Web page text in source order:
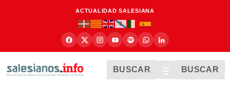
ACTUALIDAD SALESIANA
BUSCAR BUSCAR